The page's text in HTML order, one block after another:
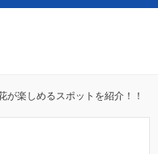
が楽しめるスポットを紹介！！